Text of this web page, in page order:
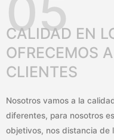
05
CALIDAD EN
OFRECEMOS
CLIENTES
Nosotros vamos a la
diferentes, para nosotros
objetivos, nos distancia de